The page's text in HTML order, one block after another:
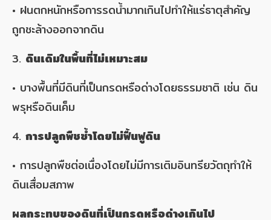
• ฝนตกหนักหรือการรดน้ำมากเกินไปทำให้แร่ธาตุสำคัญ
ถูกชะล้างออกจากดิน
3. ดินเดิมในพื้นที่ไม่เหมาะสม
• บางพื้นที่มีดินที่เป็นกรดหรือด่างโดยธรรมชาติ เช่น ดิน
พรุหรือดินเค็ม
4. การปลูกพืชซ้ำโดยไม่ฟื้นฟูดิน
• การปลูกพืชต่อเนื่องโดยไม่มีการเติมอินทรียวัตถุทำให้
ดินเสื่อมสภาพ
ผลกระทบของดินที่เป็นกรดหรือด่างเกินไป